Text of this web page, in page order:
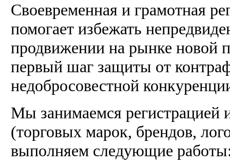
Своевременная и грамотная
помогает избежать
продвижении на рынке новой
первый шаг защиты от
недобросовестной
Мы занимаемся регистрацией
(торговых марок, брендов,
выполняем следующие